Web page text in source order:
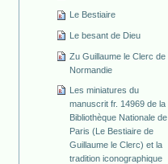
Le Bestiaire
Le besant de Dieu
Zu Guillaume le Clerc de
Normandie
Les miniatures du
manuscrit fr. 14969 de la
Bibliothèque Nationale de
Paris (Le Bestiaire de
Guillaume le Clerc) et la
tradition iconographique